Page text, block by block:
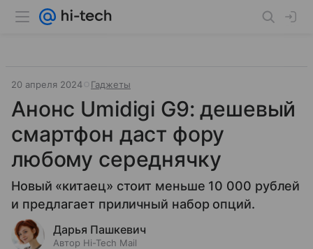
20 апреля 2024 Гаджеты
Анонс Umidigi G9: дешевый
смартфон даст фору
любому середнячку
Новый «китаец» стоит меньше 10 000 рублей
и предлагает приличный набор опций.
Дарья Пашкевич
Автор Hi-Tech Mail